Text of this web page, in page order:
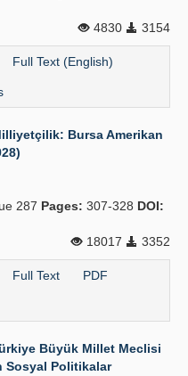
4830
3154
Full Text (English)
Bursa Amerikan
287 Pages: 307-328 DOI:
18017
3352
Full Text PDF
Büyük Millet Meclisi
Sosyal Politikalar